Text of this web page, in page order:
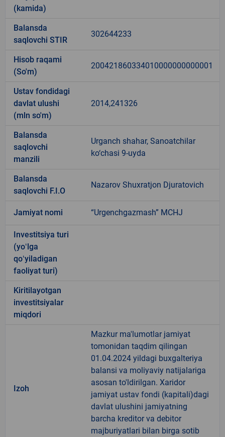
(kamida)
Balansda
saqlovchi STIR
302644233
Hisob raqami
(So'm)
200421860334010000000000001
Ustav fondidagi
davlat ulushi
(mln so'm)
2014,241326
Balansda
saqlovchi
manzili
Urganch shahar, Sanoatchilar
ko‘chasi 9-uyda
Balansda
saqlovchi F.I.O
Nazarov Shuxratjon Djuratovich
Jamiyat nomi “Urgenchgazmash” MCHJ
Investitsiya turi
(yoʻlga
qoʻyiladigan
faoliyat turi)
Kiritilayotgan
investitsiyalar
miqdori
Izoh
Mazkur ma'lumotlar jamiyat
tomonidan taqdim qilingan
01.04.2024 yildagi buxgalteriya
balansi va moliyaviy natijalariga
asosan to'ldirilgan. Xaridor
jamiyat ustav fondi (kapitali)dagi
davlat ulushini jamiyatning
barcha kreditor va debitor
majburiyatlari bilan birga sotib